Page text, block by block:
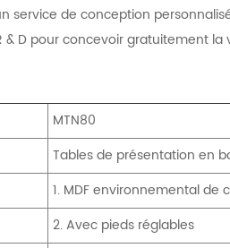
service de conception
D pour concevoir gratuitement la
MTN80
Tables de présentation en
1. MDF environnemental de
2. Avec pieds réglables